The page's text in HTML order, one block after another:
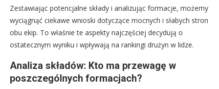
Zestawiając potencjalne składy i analizując formacje, możemy
wyciągnąć ciekawe wnioski dotyczące mocnych i słabych stron
obu ekip. To właśnie te aspekty najczęściej decydują o
ostatecznym wyniku i wpływają na rankingi drużyn w lidze.
Analiza składów: Kto ma przewagę w
poszczególnych formacjach?